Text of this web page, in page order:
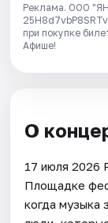
Реклама. ООО
при покупке
Афише!
О
17 июля 2026
Площадке
когда музыка